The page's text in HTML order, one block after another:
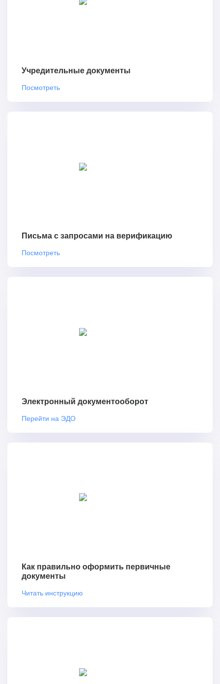
Учредительные документы
Посмотреть
Письма с запросами на верификацию
Посмотреть
Электронный документооборот
Перейти на ЭДО
Как правильно оформить первичные
документы
Читать инструкцию